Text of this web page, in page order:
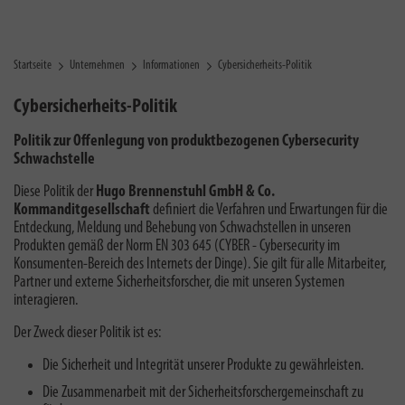
Startseite Unternehmen Informationen Cybersicherheits-Politik
Cybersicherheits-Politik
Politik zur Offenlegung von produktbezogenen Cybersecurity
Schwachstelle
Diese Politik der Hugo Brennenstuhl GmbH & Co.
Kommanditgesellschaft definiert die Verfahren und Erwartungen für die
Entdeckung, Meldung und Behebung von Schwachstellen in unseren
Produkten gemäß der Norm EN 303 645 (CYBER - Cybersecurity im
Konsumenten-Bereich des Internets der Dinge). Sie gilt für alle Mitarbeiter,
Partner und externe Sicherheitsforscher, die mit unseren Systemen
interagieren.
Der Zweck dieser Politik ist es:
Die Sicherheit und Integrität unserer Produkte zu gewährleisten.
Die Zusammenarbeit mit der Sicherheitsforschergemeinschaft zu